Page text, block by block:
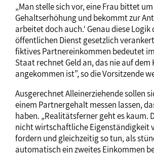
„Man stelle sich vor, eine Frau bittet
Gehaltserhöhung und bekommt zur
arbeitet doch auch.‘ Genau diese
öffentlichen Dienst gesetzlich
fiktives Partnereinkommen bedeutet
Staat rechnet Geld an, das nie auf dem
angekommen ist”, so die Vorsitzende
Ausgerechnet Alleinerziehende sollen
einem Partnergehalt messen lassen,
haben. „Realitätsferner geht es kaum.
nicht wirtschaftliche Eigenständigkeit
fordern und gleichzeitig so tun, als
automatisch ein zweites Einkommen